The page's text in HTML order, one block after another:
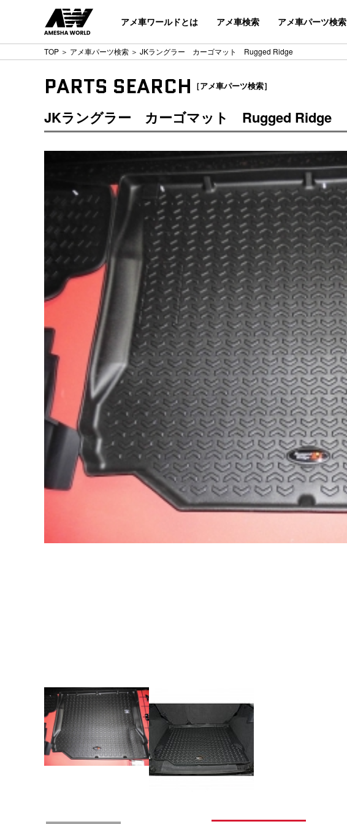
アメ車ワールドとは アメ車検索 アメ車パーツ検索
TOP ＞ アメ車パーツ検索 ＞ JKラングラー カーゴマット Rugged Ridge
PARTS SEARCH ［アメ車パーツ検索］
JKラングラー カーゴマット Rugged Ridge